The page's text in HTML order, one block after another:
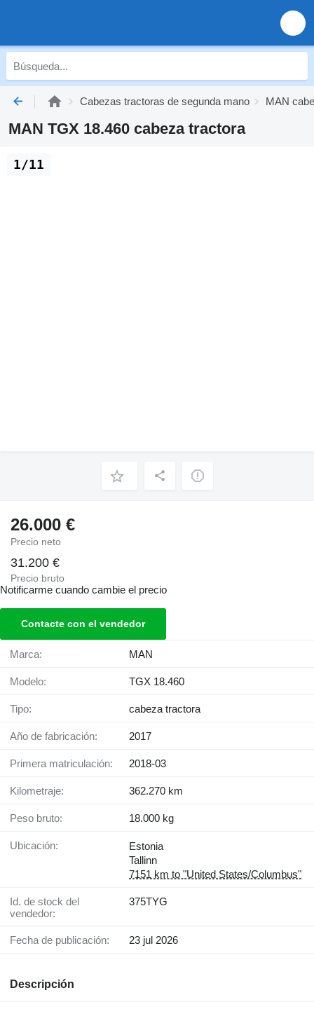
Cabezas tractoras de segunda mano MAN
MAN TGX 18.460 cabeza tractora
1/11
26.000 €
Precio neto
31.200 €
Precio bruto
Notificarme cuando cambie el precio
Contacte con el vendedor
Marca: MAN
Modelo: TGX 18.460
Tipo: cabeza tractora
Año de fabricación: 2017
Primera matriculación: 2018-03
Kilometraje: 362.270 km
Peso bruto: 18.000 kg
Ubicación:
Estonia
Tallinn
7151 km to "United States/Columbus"
Id. de stock del
vendedor:
375TYG
Fecha de publicación: 23 jul 2026
Descripción